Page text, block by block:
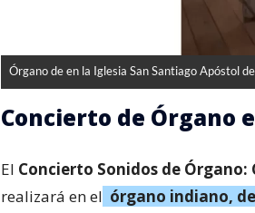
Órgano de en la Iglesia San Santiago Apóstol
Concierto de Órgano
El Concierto Sonidos de
realizará en el órgano indiano,